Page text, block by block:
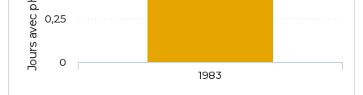
1983
0
0,25